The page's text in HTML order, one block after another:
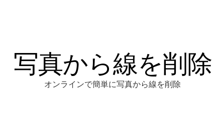
写真から線を削除
オンラインで簡単に写真から線を削除